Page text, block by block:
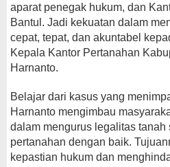
aparat penegak hukum, dan
Bantul. Jadi kekuatan dalam
cepat, tepat, dan akuntabel
Kepala Kantor Pertanahan
Harnanto.
Belajar dari kasus yang
Harnanto mengimbau
dalam mengurus legalitas tanah
pertanahan dengan baik.
kepastian hukum dan